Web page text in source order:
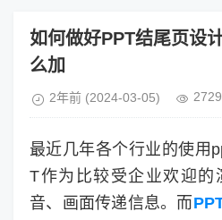
如何做好PPT结尾页设
么加
2年前 (2024-03-05) 2729
最近几年各个行业的使用
T作为比较受企业欢迎的
音、画面传递信息。而